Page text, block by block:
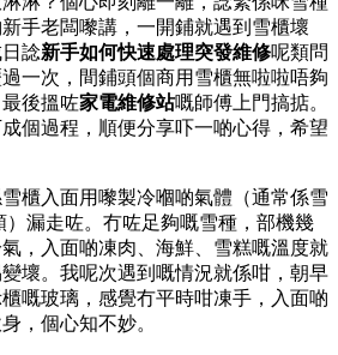
手老闆嚟講，一開鋪就遇到雪櫃壞
諗新手如何快速處理突發維修呢類問
一次，間鋪頭個商用雪櫃無啦啦唔夠
後搵咗家電維修站嘅師傅上門搞掂。
個過程，順便分享吓一啲心得，希望
櫃入面用嚟製冷嗰啲氣體（通常係雪
）漏走咗。冇咗足夠嘅雪種，部機幾
，入面啲凍肉、海鮮、雪糕嘅溫度就
壞。我呢次遇到嘅情況就係咁，朝早
嘅玻璃，感覺冇平時咁凍手，入面啲
，個心知不妙。